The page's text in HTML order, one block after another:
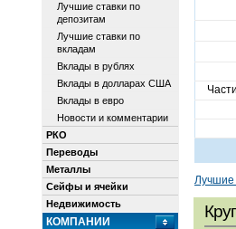
Лучшие ставки по
депозитам
Лучшие ставки по
вкладам
Вклады в рублях
Вклады в долларах США
Вклады в евро
Новости и комментарии
РКО
Переводы
Металлы
Сейфы и ячейки
Недвижимость
КОМПАНИИ
Лучшие